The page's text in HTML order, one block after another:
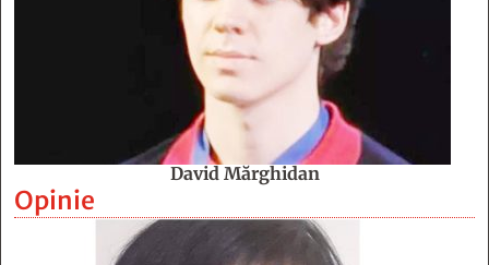
David Mărghidan
Opinie